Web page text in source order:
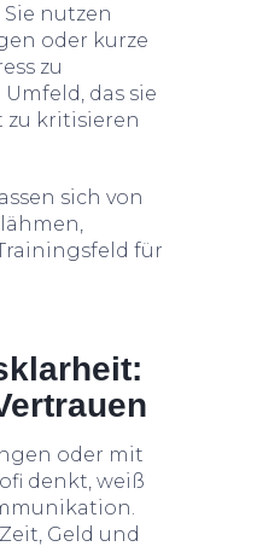
nutzen
oder kurze
zu
das sie
zu kritisieren
sich von
für
oder mit
denkt, weiß
Geld und